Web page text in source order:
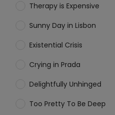
Therapy is Expensive
Sunny Day in Lisbon
Existential Crisis
Crying in Prada
Delightfully Unhinged
Too Pretty To Be Deep